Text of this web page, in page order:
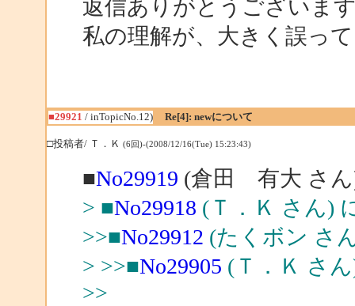
返信ありがとうございま
私の理解が、大きく誤っ
■29921 / inTopicNo.12) Re[4]: newについて
□投稿者/ Ｔ．Ｋ (6回)-(2008/12/16(Tue) 15:23:43)
■No29919 (倉田 有大 さん
> ■No29918 (Ｔ．Ｋ さん)
>>■No29912 (たくボン さ
> >>■No29905 (Ｔ．Ｋ さ
>>